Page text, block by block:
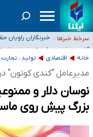
سرخط خبرها :
تعویق آزمون ورودی دکترای
جغرافیای نظامی دافوس آجا
خبرنگاران
آخرین وضعیت
کرمان بالاتر از
هیچ پرستاری بازداشت یا اخراج
ثبت‌نام بخش عمده دانش‌آموزان
باقی‌مانده در دبی متناسب با
خانه اقتصادی تولید ،
مدیرعامل "کندی کوتون" در
نوسان دلار و
بزرگ پیشِ روی